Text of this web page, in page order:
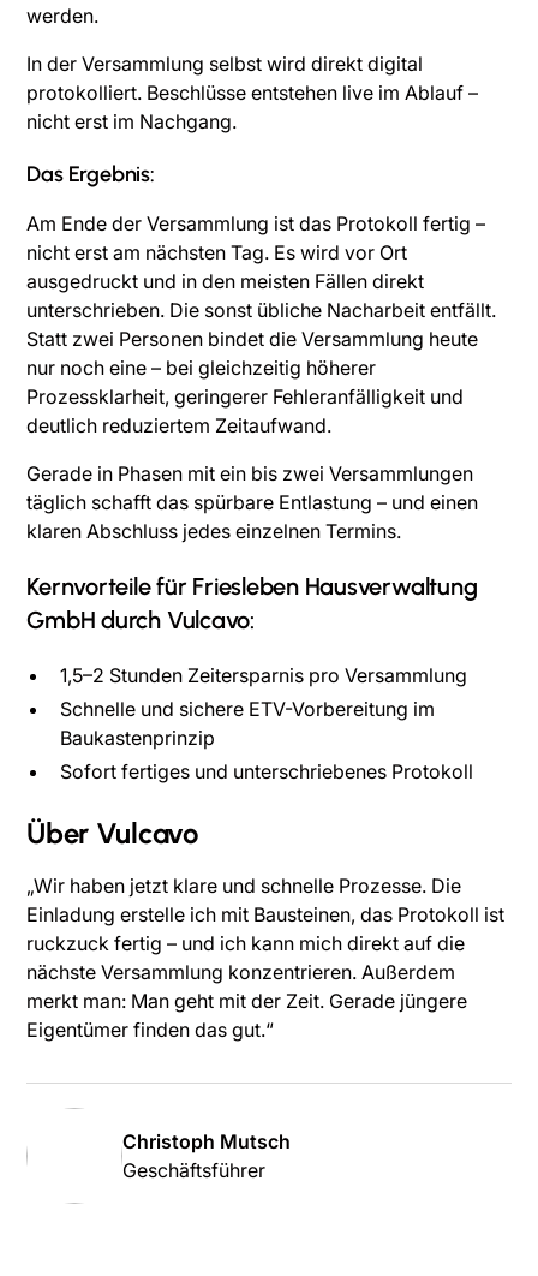
werden.
In der Versammlung selbst wird direkt digital
protokolliert. Beschlüsse entstehen live im Ablauf –
nicht erst im Nachgang.
Das Ergebnis:
Am Ende der Versammlung ist das Protokoll fertig –
nicht erst am nächsten Tag. Es wird vor Ort
ausgedruckt und in den meisten Fällen direkt
unterschrieben. Die sonst übliche Nacharbeit entfällt.
Statt zwei Personen bindet die Versammlung heute
nur noch eine – bei gleichzeitig höherer
Prozessklarheit, geringerer Fehleranfälligkeit und
deutlich reduziertem Zeitaufwand.
Gerade in Phasen mit ein bis zwei Versammlungen
täglich schafft das spürbare Entlastung – und einen
klaren Abschluss jedes einzelnen Termins.
Kernvorteile für Friesleben Hausverwaltung
GmbH durch Vulcavo:
1,5–2 Stunden Zeitersparnis pro Versammlung
Schnelle und sichere ETV-Vorbereitung im
Baukastenprinzip
Sofort fertiges und unterschriebenes Protokoll
Über Vulcavo
„Wir haben jetzt klare und schnelle Prozesse. Die
Einladung erstelle ich mit Bausteinen, das Protokoll ist
ruckzuck fertig – und ich kann mich direkt auf die
nächste Versammlung konzentrieren. Außerdem
merkt man: Man geht mit der Zeit. Gerade jüngere
Eigentümer finden das gut.“
Christoph Mutsch
Geschäftsführer